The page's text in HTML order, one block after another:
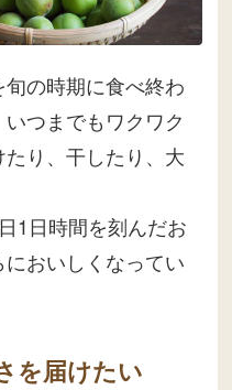
の時期に食べ終わ
つまでもワクワク
り、干したり、大
1日時間を刻んだお
おいしくなってい
を届けたい